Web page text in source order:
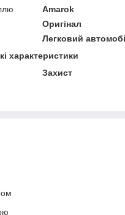
Amarok
Оригінал
Легковий
характеристики
Захист